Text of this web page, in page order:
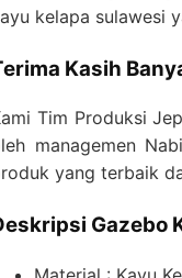
kelapa sulawesi
Kasih
Tim Produksi
managemen
yang terbaik
Gazebo